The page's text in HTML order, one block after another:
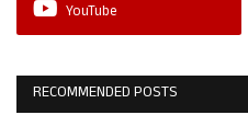
YouTube
RECOMMENDED POSTS